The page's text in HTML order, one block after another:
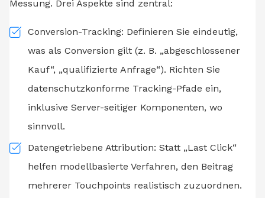
Messung. Drei Aspekte sind zentral:
Conversion-Tracking: Definieren Sie eindeutig,
was als Conversion gilt (z. B. „abgeschlossener
Kauf“, „qualifizierte Anfrage“). Richten Sie
datenschutzkonforme Tracking-Pfade ein,
inklusive Server-seitiger Komponenten, wo
sinnvoll.
Datengetriebene Attribution: Statt „Last Click“
helfen modellbasierte Verfahren, den Beitrag
mehrerer Touchpoints realistisch zuzuordnen.